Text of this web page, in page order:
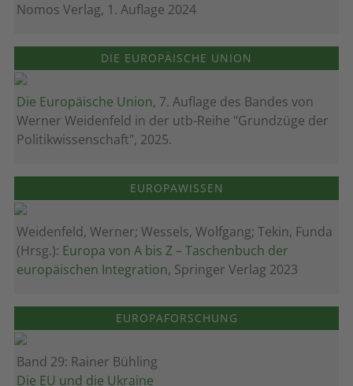
Nomos Verlag, 1. Auflage 2024
DIE EUROPÄISCHE UNION
Die Europäische Union, 7. Auflage des Bandes von
Werner Weidenfeld in der utb-Reihe "Grundzüge der
Politikwissenschaft", 2025.
EUROPAWISSEN
Weidenfeld, Werner; Wessels, Wolfgang; Tekin, Funda
(Hrsg.): Europa von A bis Z – Taschenbuch der
europäischen Integration, Springer Verlag 2023
EUROPAFORSCHUNG
Band 29: Rainer Bühling
Die EU und die Ukraine